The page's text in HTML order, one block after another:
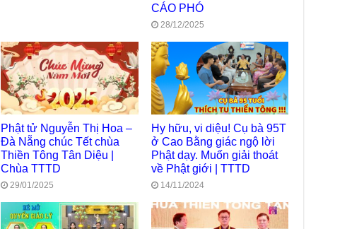
CÁO PHÓ
28/12/2025
Phật tử Nguyễn Thị Hoa –
Đà Nẵng chúc Tết chùa
Thiền Tông Tân Diệu |
Chùa TTTD
29/01/2025
Hy hữu, vi diệu! Cụ bà 95T
ở Cao Bằng giác ngộ lời
Phật dạy. Muốn giải thoát
về Phật giới | TTTD
14/11/2024